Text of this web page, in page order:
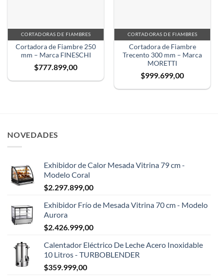
CORTADORAS DE FIAMBRES
Cortadora de Fiambre 250
mm – Marca FINESCHI
$777.899,00
CORTADORAS DE FIAMBRES
Cortadora de Fiambre
Trecento 300 mm – Marca
MORETTI
$999.699,00
NOVEDADES
Exhibidor de Calor Mesada Vitrina 79 cm -
Modelo Coral
$2.297.899,00
Exhibidor Frío de Mesada Vitrina 70 cm - Modelo
Aurora
$2.426.999,00
Calentador Eléctrico De Leche Acero Inoxidable
10 Litros - TURBOBLENDER
$359.999,00